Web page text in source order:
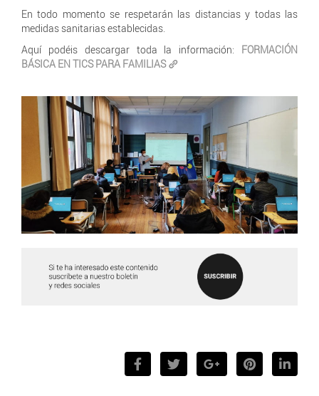
En todo momento se respetarán las distancias y todas las
medidas sanitarias establecidas.
Aquí podéis descargar toda la información: FORMACIÓN
BÁSICA EN TICS PARA FAMILIAS